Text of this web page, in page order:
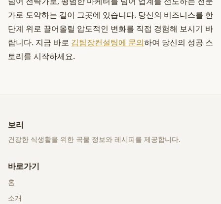
가로 도약하는 길이 그곳에 있습니다. 당신의 비즈니스를 한
단계 위로 끌어올릴 압도적인 변화를 직접 경험해 보시기 바
랍니다. 지금 바로 김팀장컨설팅에 문의하여 당신의 성공 스
토리를 시작하세요.
보리
건강한 식생활을 위한 곡물 정보와 레시피를 제공합니다.
바로가기
홈
소개